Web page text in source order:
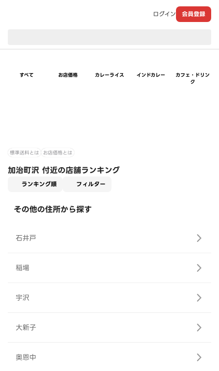
ログイン 会員登録
すべて お店価格 カレーライス インドカレー
カフェ・ドリン
ク
標準送料とは お店価格とは
加治町沢 付近の店舗ランキング
ランキング順 フィルター
その他の住所から探す
石井戸
稲場
宇沢
大新子
奥恩中